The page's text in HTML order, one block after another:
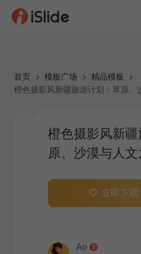
首页 模板广场
精品模板
橙色摄影风新疆旅游计划：草原、
橙色摄影风新
原、沙漠与人
立即下载
Ao